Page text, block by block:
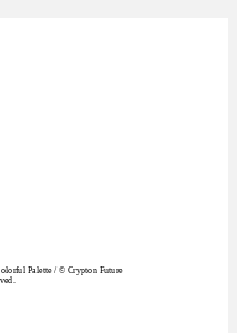
Palette / © Crypton Future